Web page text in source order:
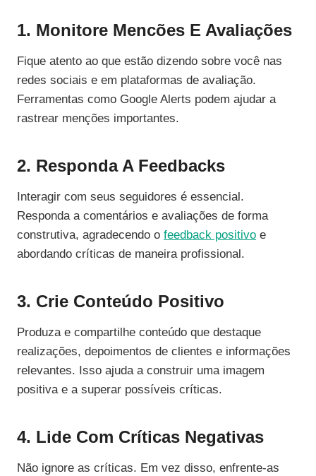
1. Monitore Mencões E Avaliações
Fique atento ao que estão dizendo sobre você nas
redes sociais e em plataformas de avaliação.
Ferramentas como Google Alerts podem ajudar a
rastrear menções importantes.
2. Responda A Feedbacks
Interagir com seus seguidores é essencial.
Responda a comentários e avaliações de forma
construtiva, agradecendo o feedback positivo e
abordando críticas de maneira profissional.
3. Crie Conteúdo Positivo
Produza e compartilhe conteúdo que destaque
realizações, depoimentos de clientes e informações
relevantes. Isso ajuda a construir uma imagem
positiva e a superar possíveis críticas.
4. Lide Com Críticas Negativas
Não ignore as críticas. Em vez disso, enfrente-as